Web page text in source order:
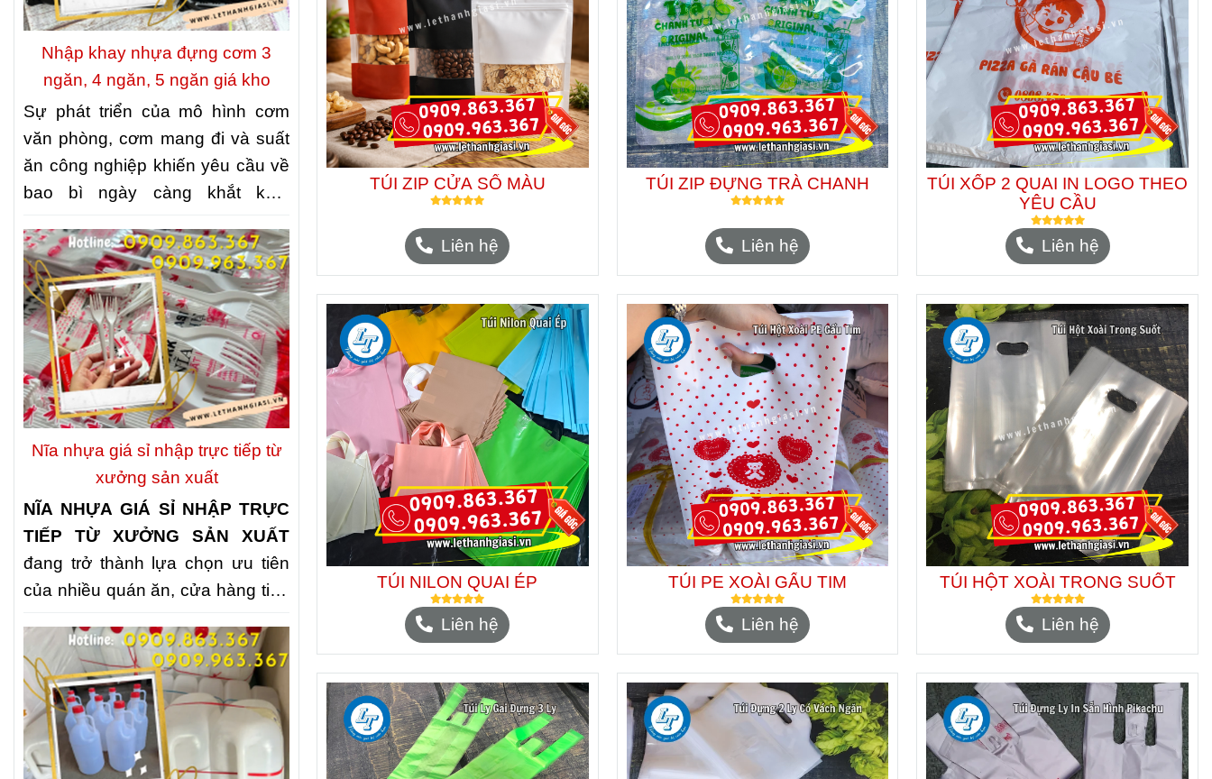
TÚI ZIP CỬA SỔ MÀU
Liên hệ
TÚI ZIP ĐỰNG TRÀ CHANH
Liên hệ
TÚI XỐP 2 QUAI IN LOGO THEO
YÊU CẦU
Liên hệ
TÚI NILON QUAI ÉP
Liên hệ
TÚI PE XOÀI GẤU TIM
Liên hệ
TÚI HỘT XOÀI TRONG SUỐT
Liên hệ
Nhập khay nhựa đựng cơm 3
ngăn, 4 ngăn, 5 ngăn giá kho
Sự phát triển của mô hình cơm
văn phòng, cơm mang đi và suất
ăn công nghiệp khiến yêu cầu về
bao bì ngày càng khắt khe.
thực phẩm, bao bì còn phải giúp
món ăn được sắp xếp gọn gàng,
thuận tiện khi vận chuyển và giữ
được hình thức hấp dẫn khi đến
tay khách hàng. Đó cũng là lý do
nhiều quán ăn, nhà hàng và bếp
ăn tập thể lựa chọnNHẬP KHAY
NGĂN, 5 NGĂN GIÁ KHOnhằm
chủ động nguồn cung, tối ưu chi
phí và nâng cao chất lượng phục
vụ.
Nĩa nhựa giá sỉ nhập trực tiếp từ
xưởng sản xuất
NĨA NHỰA GIÁ SỈ NHẬP TRỰC
TIẾP TỪ XƯỞNG SẢN XUẤT
đang trở thành lựa chọn ưu tiên
của nhiều quán ăn, cửa hàng tiện
đại lý kinh doanh. Không chỉ giúp
tối ưu chi phí, nguồn cung trực
tiếp còn đảm bảo giá thành cạnh
tranh, chất lượng ổn định và khả
năng đáp ứng nhanh số lượng